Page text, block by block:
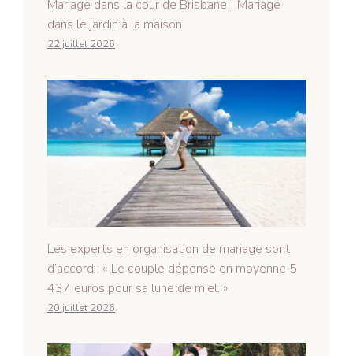
Mariage dans la cour de Brisbane | Mariage
dans le jardin à la maison
22 juillet 2026
Les experts en organisation de mariage sont
d’accord : « Le couple dépense en moyenne 5
437 euros pour sa lune de miel. »
20 juillet 2026